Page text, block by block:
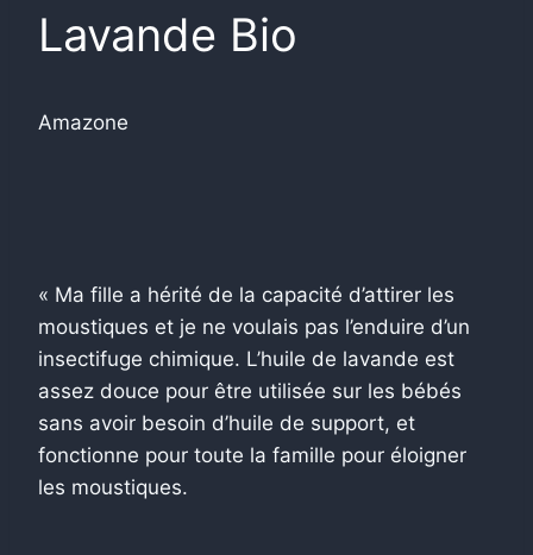
Lavande Bio
Amazone
« Ma fille a hérité de la capacité d’attirer les
moustiques et je ne voulais pas l’enduire d’un
insectifuge chimique. L’huile de lavande est
assez douce pour être utilisée sur les bébés
sans avoir besoin d’huile de support, et
fonctionne pour toute la famille pour éloigner
les moustiques.